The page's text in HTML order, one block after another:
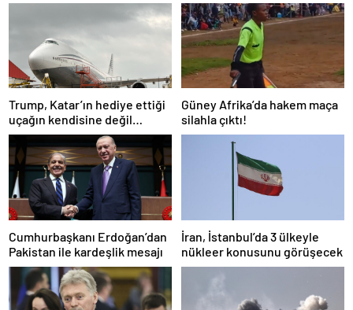
Trump, Katar’ın hediye ettiği
uçağın kendisine değil
Pentagon’a verileceğini
açıkladı
Güney Afrika’da hakem maça
silahla çıktı!
Cumhurbaşkanı Erdoğan’dan
Pakistan ile kardeşlik mesajı
İran, İstanbul’da 3 ülkeyle
nükleer konusunu görüşecek